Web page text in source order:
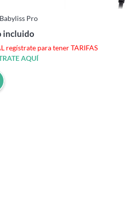
Pro
incluido
regístrate para tener TARIFAS
AQUÍ